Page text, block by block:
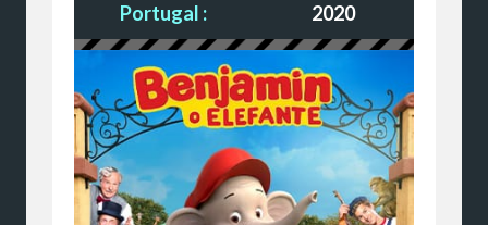
Portugal :
2020